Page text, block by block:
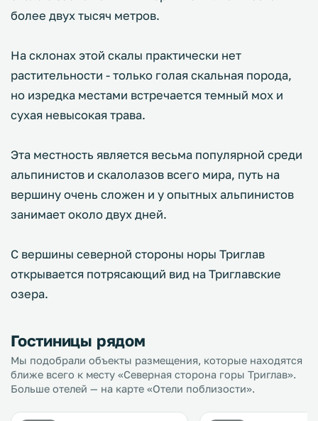
более двух тысяч метров.
На склонах этой скалы практически нет
растительности - только голая скальная порода,
но изредка местами встречается темный мох и
сухая невысокая трава.
Эта местность является весьма популярной среди
альпинистов и скалолазов всего мира, путь на
вершину очень сложен и у опытных альпинистов
занимает около двух дней.
С вершины северной стороны норы Триглав
открывается потрясающий вид на Триглавские
озера.
Гостиницы рядом
Мы подобрали объекты размещения, которые находятся
ближе всего к месту «Северная сторона горы Триглав».
Больше отелей — на карте «Отели поблизости».